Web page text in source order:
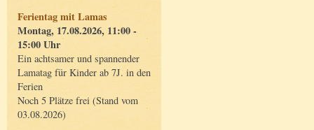
Ferientag mit Lamas
Montag, 17.08.2026, 11:00 -
15:00 Uhr
Ein achtsamer und spannender
Lamatag für Kinder ab 7J. in den
Ferien
Noch 5 Plätze frei (Stand vom
03.08.2026)